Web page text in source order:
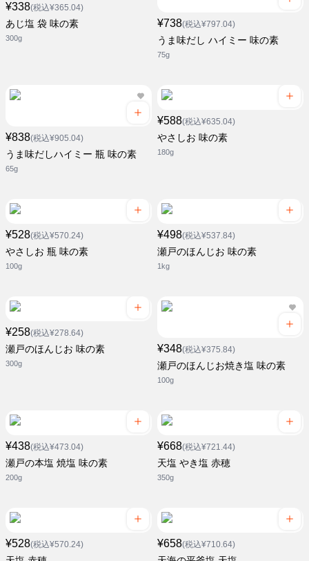
¥338(税込¥365.04)
あじ塩 袋 味の素
300g
¥738(税込¥797.04)
うま味だし ハイミー 味の素
75g
¥838(税込¥905.04)
うま味だしハイミー 瓶 味の素
65g
¥588(税込¥635.04)
やさしお 味の素
180g
¥528(税込¥570.24)
やさしお 瓶 味の素
100g
¥498(税込¥537.84)
瀬戸のほんじお 味の素
1kg
¥258(税込¥278.64)
瀬戸のほんじお 味の素
300g
¥348(税込¥375.84)
瀬戸のほんじお焼き塩 味の素
100g
¥438(税込¥473.04)
瀬戸の本塩 焼塩 味の素
200g
¥668(税込¥721.44)
天塩 やき塩 赤穂
350g
¥528(税込¥570.24) ¥658(税込¥710.64)